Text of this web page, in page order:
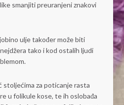
smanjiti preuranjeni znakovi
ulje također može biti
tako i kod ostalih ljudi
stoljećima za poticanje rasta
u folikule kose, te ih oslobađa